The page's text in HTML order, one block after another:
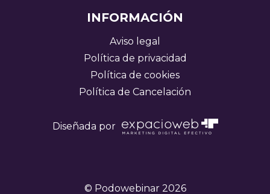
INFORMACIÓN
Aviso legal
Política de privacidad
Política de cookies
Política de Cancelación
Diseñada por
© Podowebinar 2026